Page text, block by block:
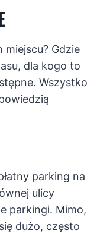
Gdzie
dla kogo to
Wszystko
parking na
ulicy
parkingi. Mimo,
dużo, często